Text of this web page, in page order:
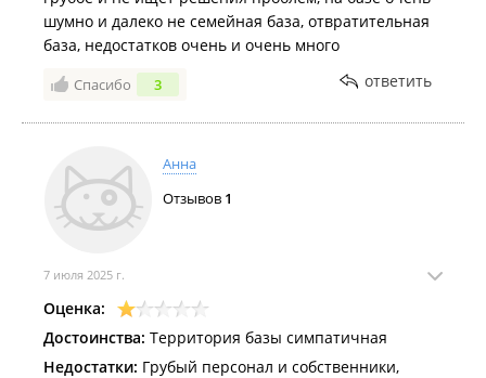
шумно и далеко не семейная база, отвратительная
база, недостатков очень и очень много
Спасибо 3 ответить
Анна
Отзывов 1
7 июля 2025 г.
Оценка:
Достоинства: Территория базы симпатичная
Недостатки: Грубый персонал и собственники,